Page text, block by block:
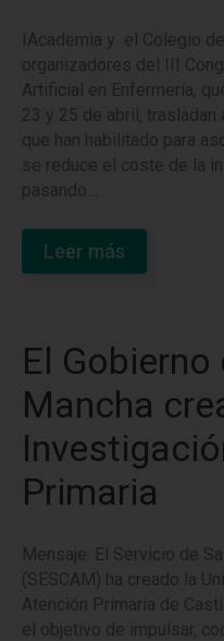
IAcademia y el Colegio
organizadores del III
Artificial en Enfermería,
23 y 25 de abril,
que han habilitado para
se reduce el coste de la
pasando…
Leer más
El
Mancha
Primaria
Mensaje: El Servicio de
(SESCAM) ha creado la
Atención Primaria de
el objetivo de impulsar,